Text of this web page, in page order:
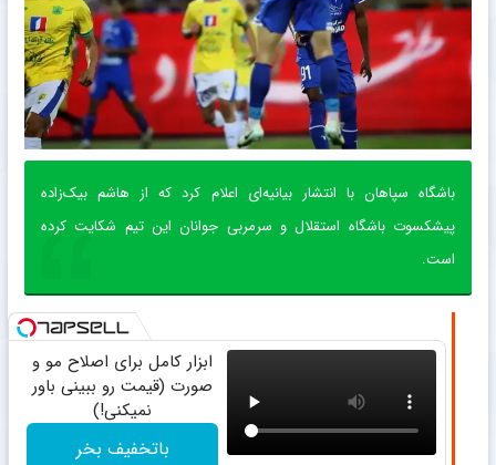
باشگاه سپاهان با انتشار بیانیه‌ای اعلام کرد که از هاشم بیک‌زاده
پیشکسوت باشگاه استقلال و سرمربی جوانان این تیم شکایت کرده
است.
ابزار کامل برای اصلاح مو و
صورت (قیمت رو ببینی باور
نمیکنی!)
باتخفیف بخر